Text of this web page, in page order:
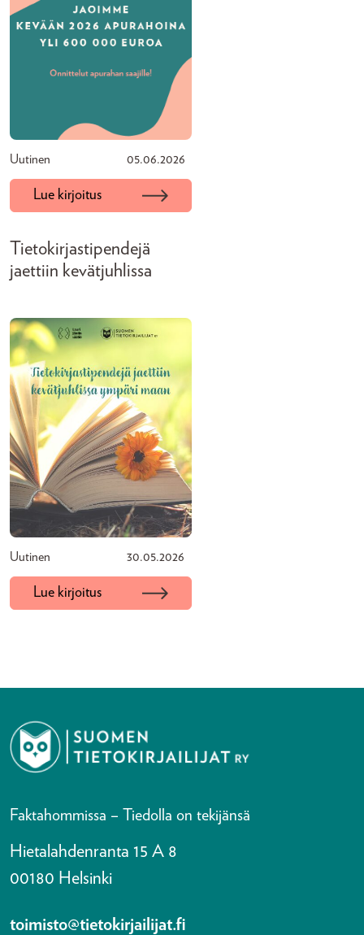
Uutinen 05.06.2026
Lue kirjoitus
Tietokirjastipendejä
jaettiin kevätjuhlissa
Uutinen 30.05.2026
Lue kirjoitus
Faktahommissa – Tiedolla on tekijänsä
Hietalahdenranta 15 A 8
00180 Helsinki
toimisto@tietokirjailijat.fi